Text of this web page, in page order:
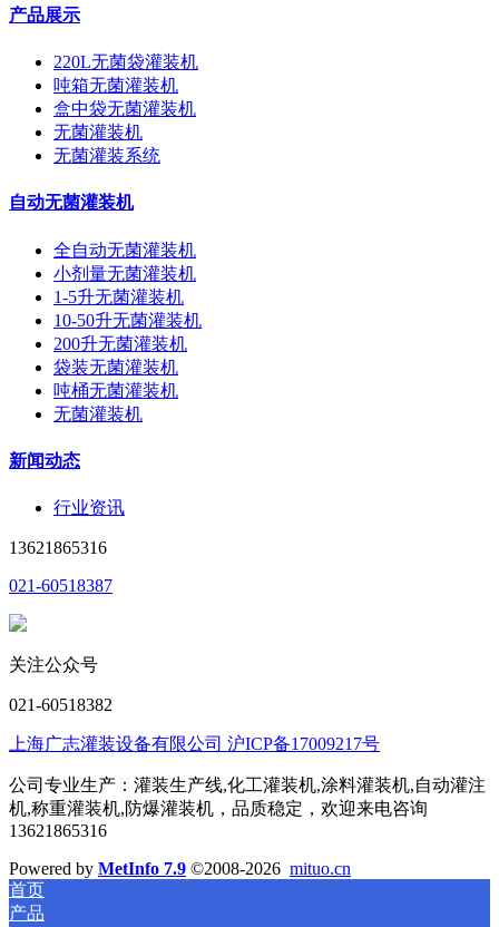
产品展示
220L无菌袋灌装机
吨箱无菌灌装机
盒中袋无菌灌装机
无菌灌装机
无菌灌装系统
自动无菌灌装机
全自动无菌灌装机
小剂量无菌灌装机
1-5升无菌灌装机
10-50升无菌灌装机
200升无菌灌装机
袋装无菌灌装机
吨桶无菌灌装机
无菌灌装机
新闻动态
行业资讯
13621865316
021-60518387
关注公众号
021-60518382
上海广志灌装设备有限公司 沪ICP备17009217号
公司专业生产：灌装生产线,化工灌装机,涂料灌装机,自动灌注
机,称重灌装机,防爆灌装机，品质稳定，欢迎来电咨询
13621865316
Powered by MetInfo 7.9 ©2008-2026 mituo.cn
首页
产品